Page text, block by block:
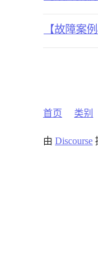
【故障案
首页 类别
由 Discourse